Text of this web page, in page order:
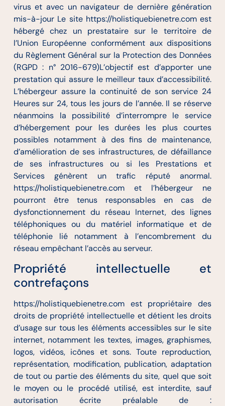
virus et avec un navigateur de dernière génération
mis-à-jour Le site https://holistiquebienetre.com est
hébergé chez un prestataire sur le territoire de
l’Union Européenne conformément aux dispositions
du Règlement Général sur la Protection des Données
(RGPD : n° 2016-679)L’objectif est d’apporter une
prestation qui assure le meilleur taux d’accessibilité.
L’hébergeur assure la continuité de son service 24
Heures sur 24, tous les jours de l’année. Il se réserve
néanmoins la possibilité d’interrompre le service
d’hébergement pour les durées les plus courtes
possibles notamment à des fins de maintenance,
d’amélioration de ses infrastructures, de défaillance
de ses infrastructures ou si les Prestations et
Services génèrent un trafic réputé anormal.
https://holistiquebienetre.com et l’hébergeur ne
pourront être tenus responsables en cas de
dysfonctionnement du réseau Internet, des lignes
téléphoniques ou du matériel informatique et de
téléphonie lié notamment à l’encombrement du
réseau empêchant l’accès au serveur.
Propriété intellectuelle et
contrefaçons
https://holistiquebienetre.com est propriétaire des
droits de propriété intellectuelle et détient les droits
d’usage sur tous les éléments accessibles sur le site
internet, notamment les textes, images, graphismes,
logos, vidéos, icônes et sons. Toute reproduction,
représentation, modification, publication, adaptation
de tout ou partie des éléments du site, quel que soit
le moyen ou le procédé utilisé, est interdite, sauf
autorisation écrite préalable de :